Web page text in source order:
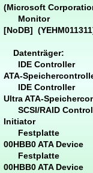
(Microsoft
Monitor
[NoDB]
Datenträger:
IDE
ATA-
IDE
Ultra ATA-
SCSI/RAID
Initiator
Festplatte
00HBB0 ATA Device
Festplatte
00HBB0 ATA Device